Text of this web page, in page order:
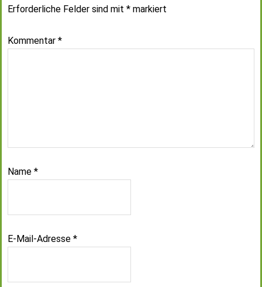
Erforderliche Felder sind mit * markiert
Kommentar *
Name *
E-Mail-Adresse *